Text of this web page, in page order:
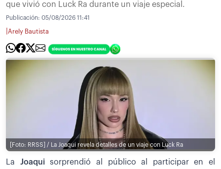
que vivió con Luck Ra durante un viaje especial.
Publicación: 05/08/2026 11:41
Arely Bautista
[Foto: RRSS] / La Joaqui revela detalles de un viaje con Luck Ra
La Joaquisorprendió al público al participar en el